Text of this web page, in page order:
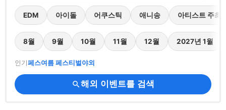
EDM 아이돌 어쿠스틱 애니송 아티스트 주최
8월 9월 10월 11월 12월 2027년 1월
인기페스여름 페스티벌야외
search해외 이벤트를 검색